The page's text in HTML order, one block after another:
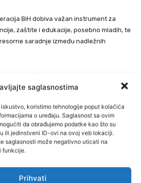
saglasnostima
koristimo tehnologije poput kolačića
o uređaju. Saglasnost sa ovim
da obrađujemo podatke kao što su
ili jedinstveni ID-ovi na ovoj veb lokaciji.
saglasnosti može negativno uticati na
funkcije.
Prihvati
BiH dobiva važan instrument za
zaštite i edukacije, posebno mladih, te
saradnje između nadležnih
ključnu investiciju u zdraviju,
mladih generacija, te potvrđuje
ovisnosti, saopćeno je iz Ministarstva
FBiH, prenosi FTV.